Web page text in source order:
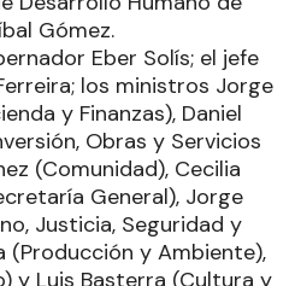
Gómez.
Eber Solís; el jefe
los ministros Jorge
y Finanzas), Daniel
Obras y Servicios
(Comunidad), Cecilia
General), Jorge
Justicia, Seguridad y
(Producción y Ambiente),
y Luis Basterra (Cultura y